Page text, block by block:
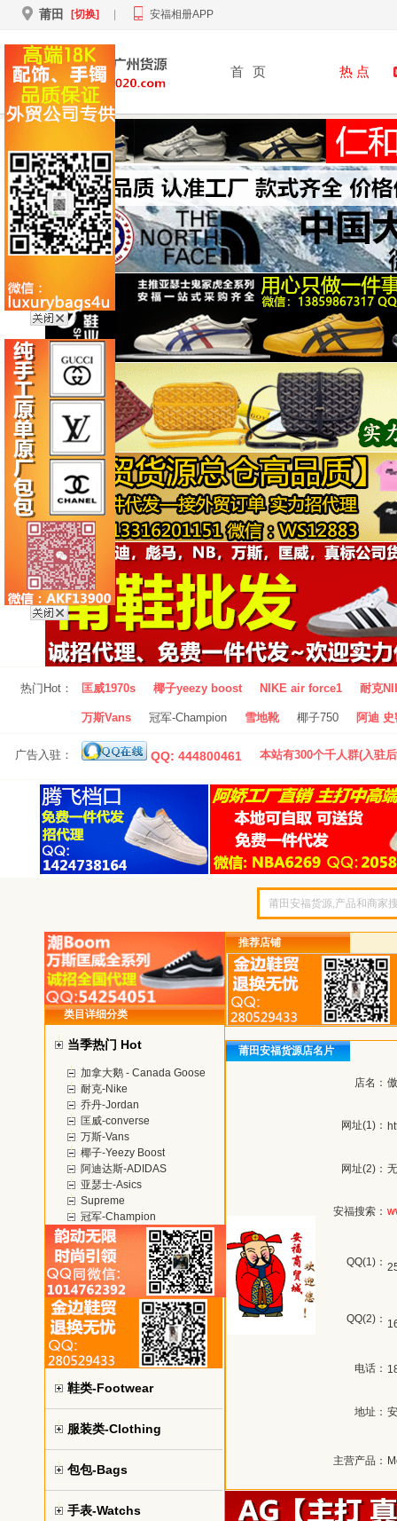
莆田 [切换] 安福相册APP
首 页 热 点
热门Hot： 匡威1970s 椰子yeezy boost NIKE air force1 耐克
万斯Vans 冠军-Champion 雪地靴 椰子750 阿迪
广告入驻： QQ: 444800461 本站有300个千人群(入驻
类目详细分类
当季热门 Hot
加拿大鹅 - Canada Goose
耐克-Nike
乔丹-Jordan
匡威-converse
万斯-Vans
椰子-Yeezy Boost
阿迪达斯-ADIDAS
亚瑟士-Asics
Supreme
冠军-Champion
鞋类-Footwear
服装类-Clothing
包包-Bags
手表-Watchs
推荐店铺
莆田安福货源店名片
店名：
网址(1)：
网址(2)： 无
安福搜索：
QQ(1)：
QQ(2)：
电话：
地址：
主营产品：